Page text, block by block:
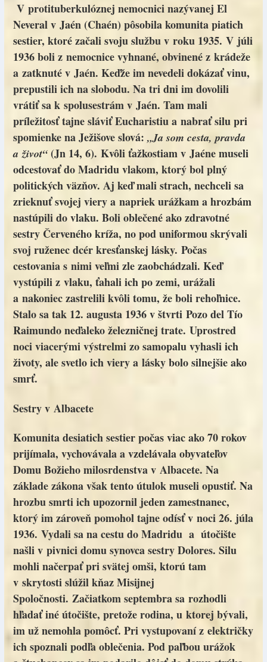
V protituberkulóznej nemocnici nazývanej El
Neveral v Jaén (Chaén) pôsobila komunita piatich
sestier, ktoré začali svoju službu v roku 1935. V júli
1936 boli z nemocnice vyhnané, obvinené z krádeže
a zatknuté v Jaén. Keďže im nevedeli dokázať vinu,
prepustili ich na slobodu. Na tri dni im dovolili
vrátiť sa k spolusestrám v Jaén. Tam mali
príležitosť tajne sláviť Eucharistiu a nabrať silu pri
spomienke na Ježišove slová: „Ja som cesta, pravda
a život“ (Jn 14, 6). Kvôli ťažkostiam v Jaéne museli
odcestovať do Madridu vlakom, ktorý bol plný
politických väzňov. Aj keď mali strach, nechceli sa
zrieknuť svojej viery a napriek urážkam a hrozbám
nastúpili do vlaku. Boli oblečené ako zdravotné
sestry Červeného kríža, no pod uniformou skrývali
svoj ruženec dcér kresťanskej lásky. Počas
cestovania s nimi veľmi zle zaobchádzali. Keď
vystúpili z vlaku, ťahali ich po zemi, urážali
a nakoniec zastrelili kvôli tomu, že boli rehoľnice.
Stalo sa tak 12. augusta 1936 v štvrti Pozo del Tío
Raimundo neďaleko železničnej trate. Uprostred
noci viacerými výstrelmi zo samopalu vyhasli ich
životy, ale svetlo ich viery a lásky bolo silnejšie ako
smrť.
Sestry v Albacete
Komunita desiatich sestier počas viac ako 70 rokov
prijímala, vychovávala a vzdelávala obyvateľov
Domu Božieho milosrdenstva v Albacete. Na
základe zákona však tento útulok museli opustiť. Na
hrozbu smrti ich upozornil jeden zamestnanec,
ktorý im zároveň pomohol tajne odísť v noci 26. júla
1936. Vydali sa na cestu do Madridu a útočište
našli v pivnici domu synovca sestry Dolores. Silu
mohli načerpať pri svätej omši, ktorú tam
v skrytosti slúžil kňaz Misijnej
Spoločnosti. Začiatkom septembra sa rozhodli
hľadať iné útočište, pretože rodina, u ktorej bývali,
im už nemohla pomôcť. Pri vystupovaní z električky
ich spoznali podľa oblečenia. Pod paľbou urážok